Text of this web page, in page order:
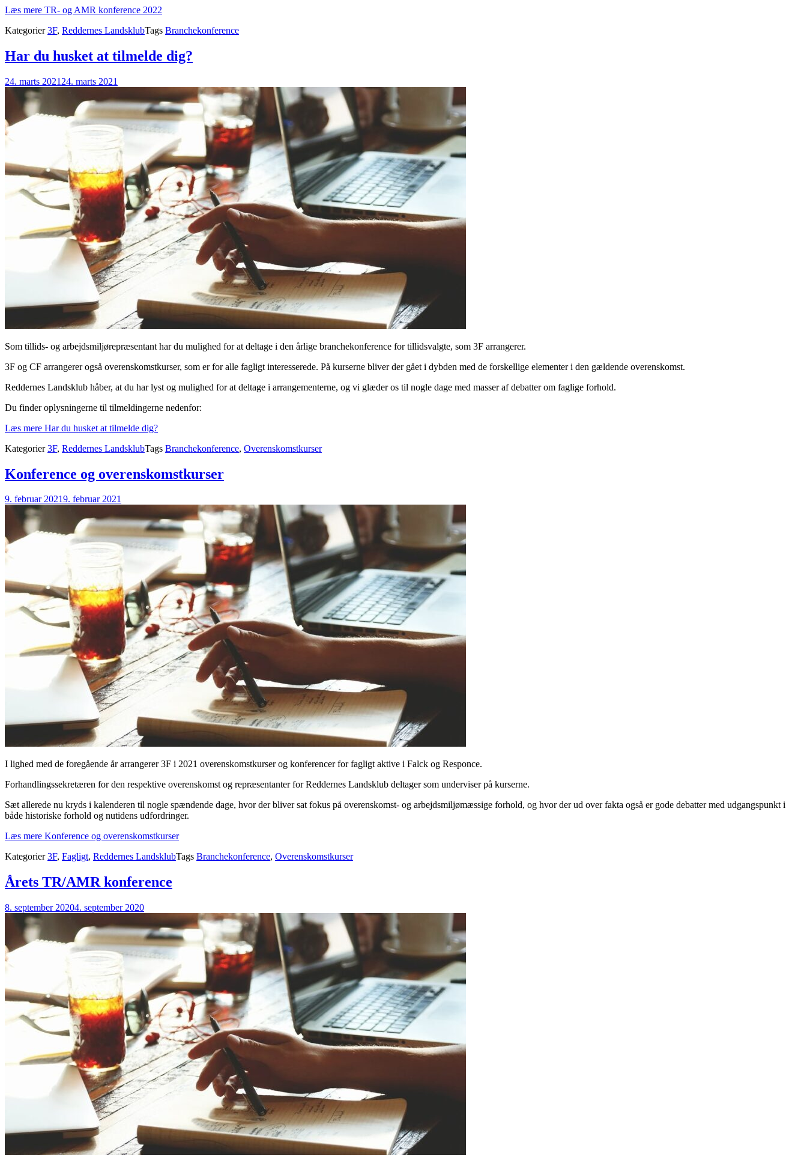
Læs mere TR- og AMR konference 2022
Kategorier3F, Reddernes LandsklubTags Branchekonference
Har du husket at tilmelde dig?
24. marts 2021 24. marts 2021
Som tillids- og arbejdsmiljørepræsentant har du mulighed for at deltage i den årlige branchekonference for tillidsvalgte, som 3F arrangerer.
3F og CF arrangerer også overenskomstkurser, som er for alle fagligt interesserede. På kurserne bliver der gået i dybden med de forskellige elementer i den gældende overenskomst.
Reddernes Landsklub håber, at du har lyst og mulighed for at deltage i arrangementerne, og vi glæder os til nogle dage med masser af debatter om faglige forhold.
Du finder oplysningerne til tilmeldingerne nedenfor:
Læs mere Har du husket at tilmelde dig?
Kategorier3F, Reddernes LandsklubTags Branchekonference, Overenskomstkurser
Konference og overenskomstkurser
9. februar 20219. februar 2021
I lighed med de foregående år arrangerer 3F i 2021 overenskomstkurser og konferencer for fagligt aktive i Falck og Responce.
Forhandlingssekretæren for den respektive overenskomst og repræsentanter for Reddernes Landsklub deltager som underviser på kurserne.
Sæt allerede nu kryds i kalenderen til nogle spændende dage, hvor der bliver sat fokus på overenskomst- og arbejdsmiljømæssige forhold, og hvor der ud over fakta også er gode debatter med udgangspunkt i
både historiske forhold og nutidens udfordringer.
Læs mere Konference og overenskomstkurser
Kategorier3F, Fagligt, Reddernes LandsklubTags Branchekonference, Overenskomstkurser
Årets TR/AMR konference
8. september 20204. september 2020